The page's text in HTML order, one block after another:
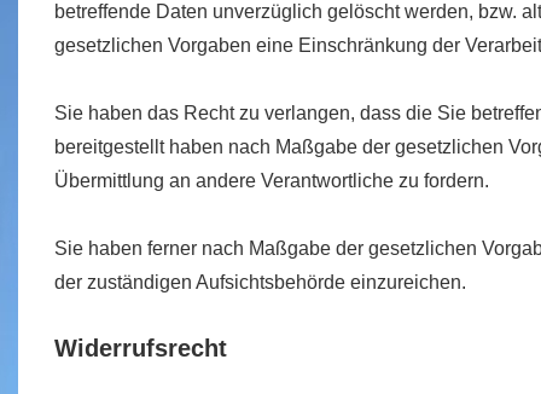
betreffende Daten unverzüglich gelöscht werden, bzw.
gesetzlichen Vorgaben eine Einschränkung der
Sie haben das Recht zu verlangen, dass die Sie
bereitgestellt haben nach Maßgabe der gesetzlichen
Übermittlung an andere Verantwortliche zu fordern.
Sie haben ferner nach Maßgabe der gesetzlichen
der zuständigen Aufsichtsbehörde einzureichen.
Widerrufsrecht